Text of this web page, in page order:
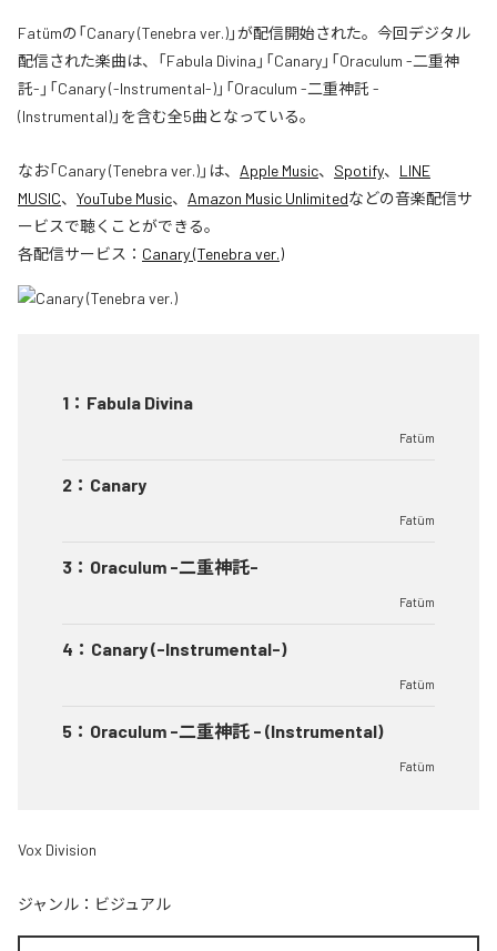
Fatümの「Canary (Tenebra ver.)」が配信開始された。今回デジタル
配信された楽曲は、「Fabula Divina」「Canary」「Oraculum -二重神
託-」「Canary (-Instrumental-)」「Oraculum -二重神託 -
(Instrumental)」を含む全5曲となっている。
なお「Canary (Tenebra ver.)」は、 Apple Music、 Spotify、 LINE
MUSIC、 YouTube Music、 Amazon Music Unlimitedなどの音楽配信サ
ービスで聴くことができる。
各配信サービス： Canary (Tenebra ver.)
1 ： Fabula Divina
Fatüm
2 ： Canary
Fatüm
3 ： Oraculum -二重神託-
Fatüm
4 ： Canary (-Instrumental-)
Fatüm
5 ： Oraculum -二重神託 - (Instrumental)
Fatüm
Vox Division
ジャンル： ビジュアル